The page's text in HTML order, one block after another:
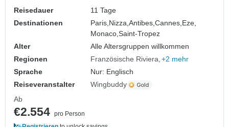
Reisedauer
11 Tage
Destinationen
Paris, Nizza,Antibes,Cannes, Eze,
Monaco,Saint-Tropez
Alter
Alle Altersgruppen willkommen
Regionen
Französische Riviera +2 mehr
Sprache
Nur: Englisch
Reiseveranstalter
Wingbuddy
Ab
€2.554 pro Person